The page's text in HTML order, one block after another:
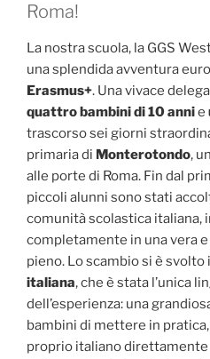
Roma!
La nostra scuola, la GGS
una splendida avventura
Erasmus+. Una vivace
quattro bambini di 10 annie
trascorso sei giorni
primaria di Monterotondo,
alle porte di Roma. Fin dal
piccoli alunni sono stati
comunità scolastica italiana,
completamente in una vera
pieno. Lo scambio si è
italiana, che è stata l’unica
dell’esperienza: una
bambini di mettere in
proprio italiano direttamente